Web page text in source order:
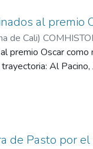
al premio
de Cali)
premio Oscar
Al
de Pasto por